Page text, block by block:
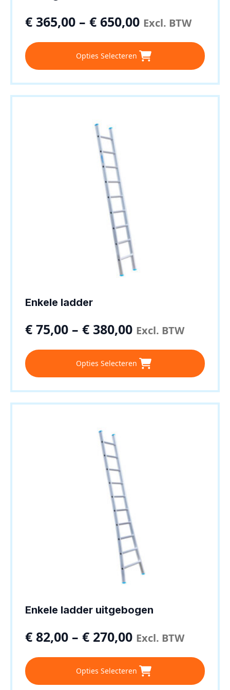
€ 365,00 – € 650,00 Excl. BTW
Opties Selecteren
Dit
product
heeft
meerdere
variaties.
Enkele ladder
€ 75,00 – € 380,00 Excl. BTW
Opties Selecteren
Dit
product
heeft
meerdere
variaties.
Enkele ladder uitgebogen
€ 82,00 – € 270,00 Excl. BTW
Opties Selecteren
Dit
product
heeft